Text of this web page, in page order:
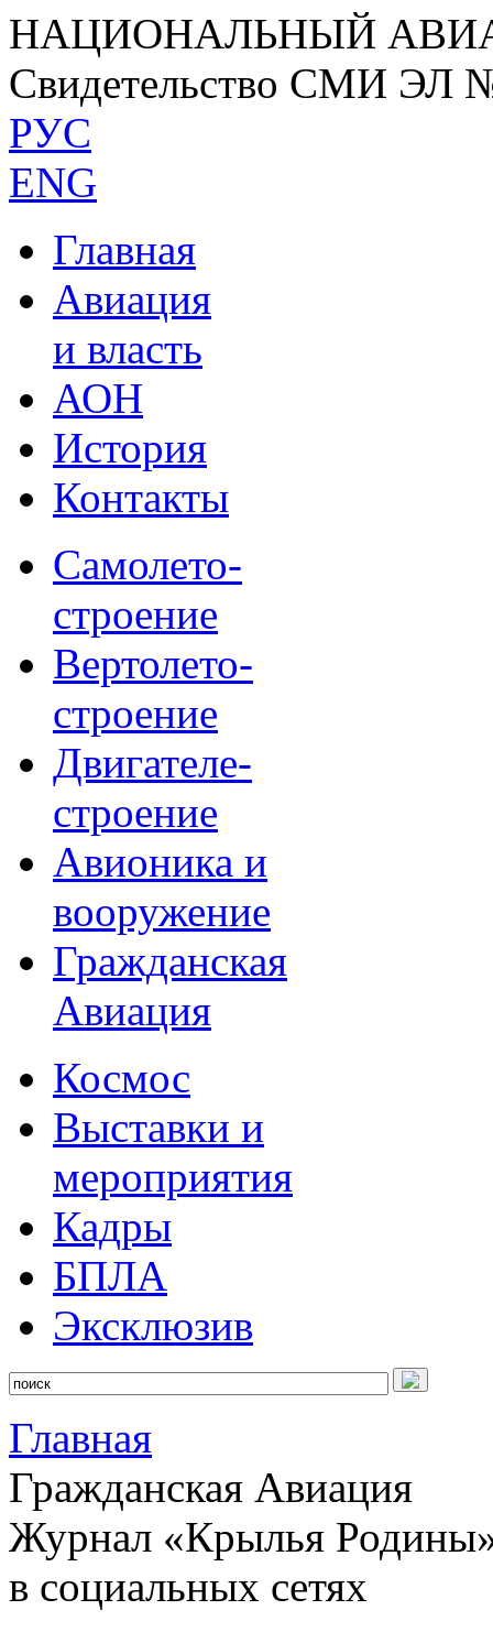
НАЦИОНАЛЬНЫЙ
Свидетельство СМИ ЭЛ
РУС
ENG
Главная
Авиация
и власть
АОН
История
Контакты
Самолето-
строение
Вертолето-
строение
Двигателе-
строение
Авионика и
вооружение
Гражданская
Авиация
Космос
Выставки и
мероприятия
Кадры
БПЛА
Эксклюзив
Главная
Гражданская Авиация
Журнал «Крылья
в социальных сетях